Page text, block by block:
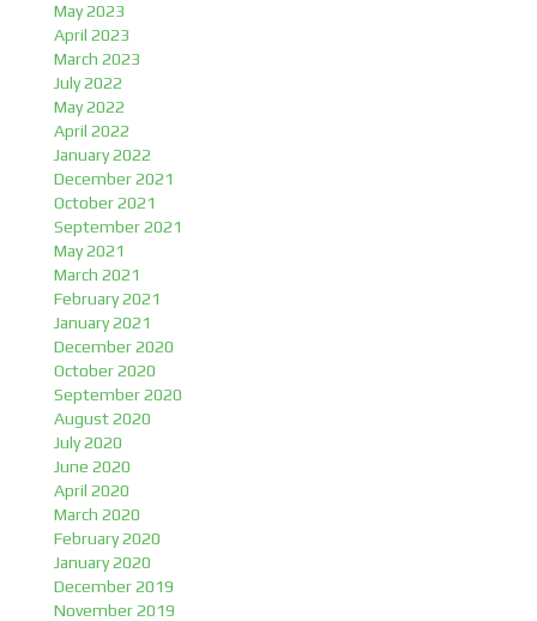
May 2023
April 2023
March 2023
July 2022
May 2022
April 2022
January 2022
December 2021
October 2021
September 2021
May 2021
March 2021
February 2021
January 2021
December 2020
October 2020
September 2020
August 2020
July 2020
June 2020
April 2020
March 2020
February 2020
January 2020
December 2019
November 2019